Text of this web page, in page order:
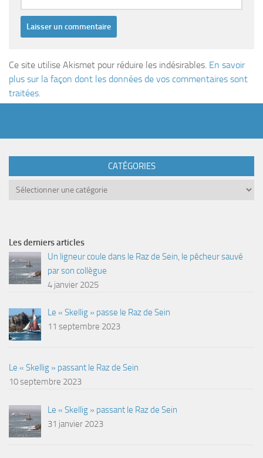
Ce site utilise Akismet pour réduire les indésirables. En savoir
plus sur la façon dont les données de vos commentaires sont
traitées
CATÉGORIES
Catégories
Les derniers articles
Un ligneur coule dans le Raz de Sein, le pêcheur sauvé
par son collègue
4 janvier 2025
Le « Skellig » passe le Raz de Sein
11 septembre 2023
Le « Skellig » passant le Raz de Sein
10 septembre 2023
Le « Skellig » passant le Raz de Sein
31 janvier 2023